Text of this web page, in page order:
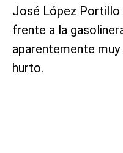
José López Portillo
frente a la
aparentemente
hurto.